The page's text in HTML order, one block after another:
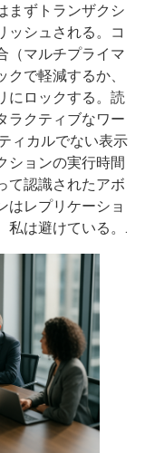
まずトランザクシ
ッシュされる。コ
（マルチプライマ
で軽減するか、
にロックする。読
ラクティブなワー
ィカルでない表示
ションの実行時間
て認識されたアボ
はレプリケーショ
私は避けている。.